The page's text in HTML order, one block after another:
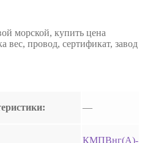
морской, купить цена
вес, провод, сертификат, завод
—
КМПВнг(А)-